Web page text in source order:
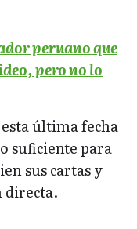
peruano que
pero no lo
última fecha
suficiente para
sus cartas y
directa.